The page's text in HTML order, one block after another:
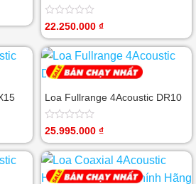
Được
hạng
0
5
sao
22.250.000 ₫
Loa Fullrange 4Acoustic DR10
Được
hạng
0
5
sao
25.995.000 ₫